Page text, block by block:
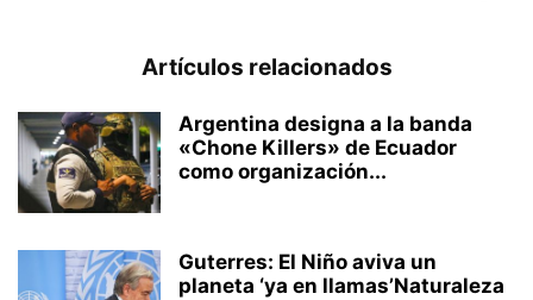
Artículos relacionados
Argentina designa a la banda
«Chone Killers» de Ecuador
como organización...
Guterres: El Niño aviva un
planeta ‘ya en llamas’Naturaleza